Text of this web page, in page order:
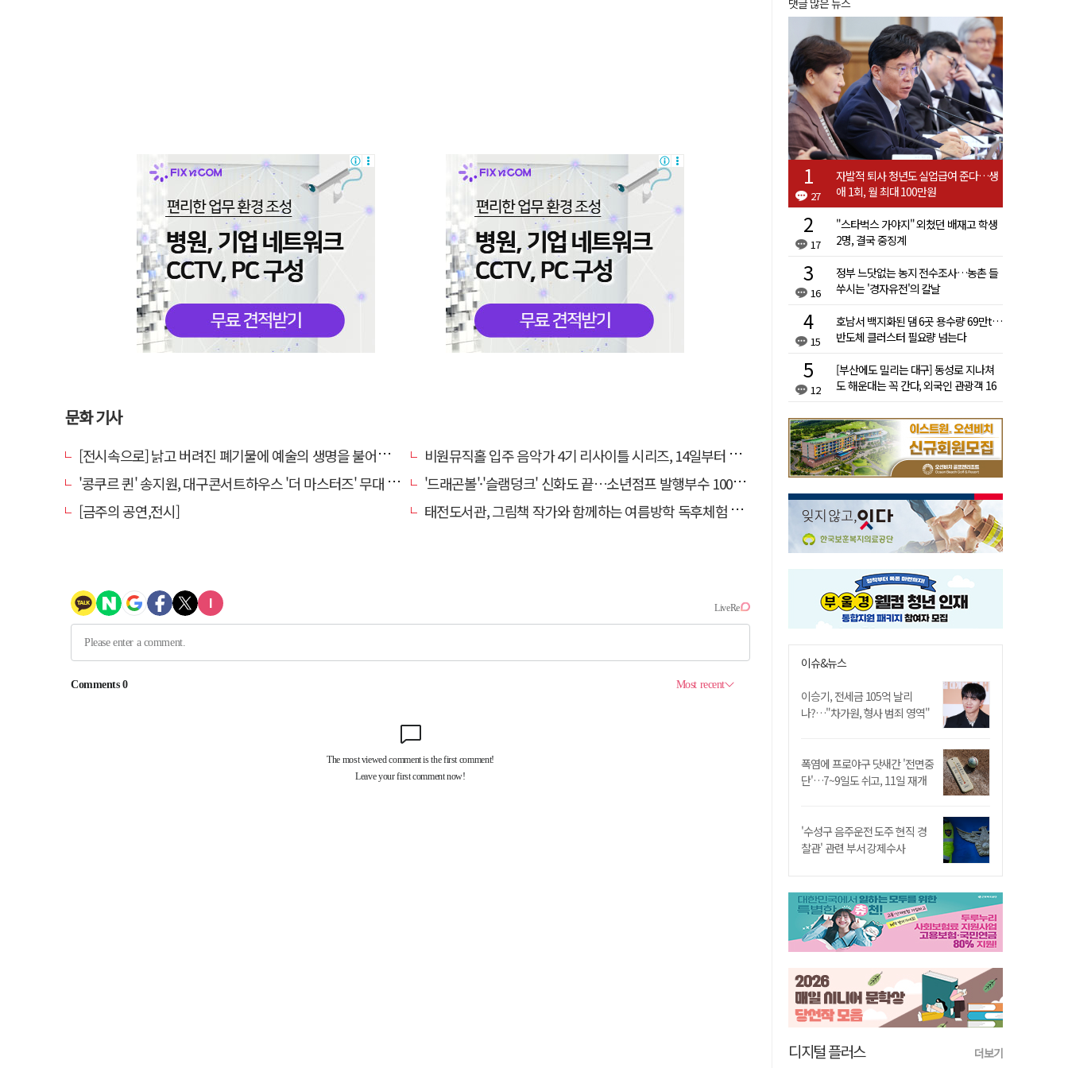
문화 기사
[전시속으로] 낡고 버려진 폐기물에 예술의 생명을 불어넣다…김결수 개인전
비원뮤직홀 입주 음악가 4기 리사이틀 시리즈, 14일부터 6주간 개최
'콩쿠르 퀸' 송지원, 대구콘서트하우스 '더 마스터즈' 무대 오른다
'드래곤볼'·'슬램덩크' 신화도 끝…소년점프 발행부수 100만부 붕괴
[금주의 공연,전시]
태전도서관, 그림책 작가와 함께하는 여름방학 독후체험 운영
댓글 많은 뉴스
27
자발적 퇴사 청년도 실업급여 준다…생
애 1회, 월 최대 100만원
17
"스타벅스 가야지" 외쳤던 배재고 학생
2명, 결국 중징계
16
정부 느닷없는 농지 전수조사…농촌 들
쑤시는 '경자유전'의 칼날
15
호남서 백지화된 댐 6곳 용수량 69만t…
반도체 클러스터 필요량 넘는다
12
[부산에도 밀리는 대구] 동성로 지나쳐
도 해운대는 꼭 간다, 외국인 관광객 16
이슈&뉴스
이승기, 전세금 105억 날리
나?…"차가원, 형사 범죄 영역"
폭염에 프로야구 닷새간 '전면중
단'…7~9일도 쉬고, 11일 재개
'수성구 음주운전 도주 현직 경
찰관' 관련 부서 강제수사
디지털 플러스 더보기